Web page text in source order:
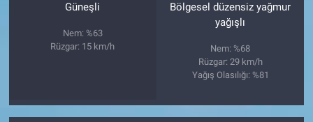
Güneşli
Nem: %63
Rüzgar: 15 km/h
Bölgesel düzensiz yağmur
yağışlı
Nem: %68
Rüzgar: 29 km/h
Yağış Olasılığı: %81